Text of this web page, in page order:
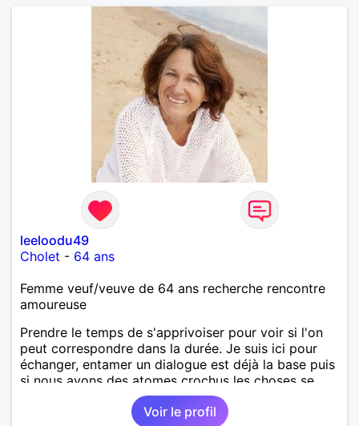
leeloodu49
Cholet - 64 ans
Femme veuf/veuve de 64 ans recherche rencontre
amoureuse
Prendre le temps de s'apprivoiser pour voir si l'on
peut correspondre dans la durée. Je suis ici pour
échanger, entamer un dialogue est déjà la base puis
si nous avons des atomes crochus les choses se
mettrons en place petit à petit normalement.
Voir le profil